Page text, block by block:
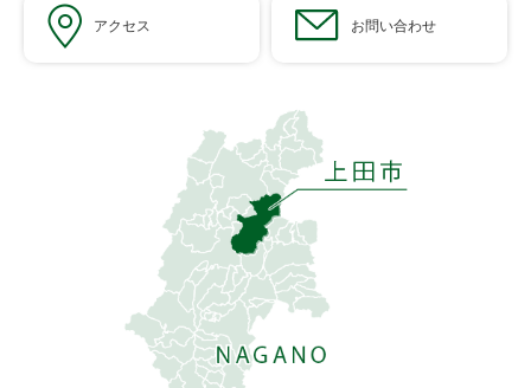
アクセス お問い合わせ